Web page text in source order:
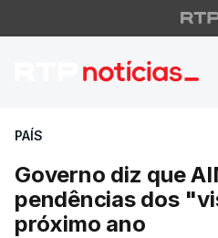
Governo
PAÍS
Governo diz que
pendências dos
próximo ano